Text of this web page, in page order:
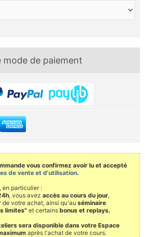
mode de paiement
vous confirmez avoir lu et accepté
de vente et d'utilisation.
en particulier :
, vous avez accès au cours du jour,
de votre achat, ainsi qu'au séminaire
limites" et certains bonus et replays.
sera disponible dans votre Espace
après l'achat de votre cours.